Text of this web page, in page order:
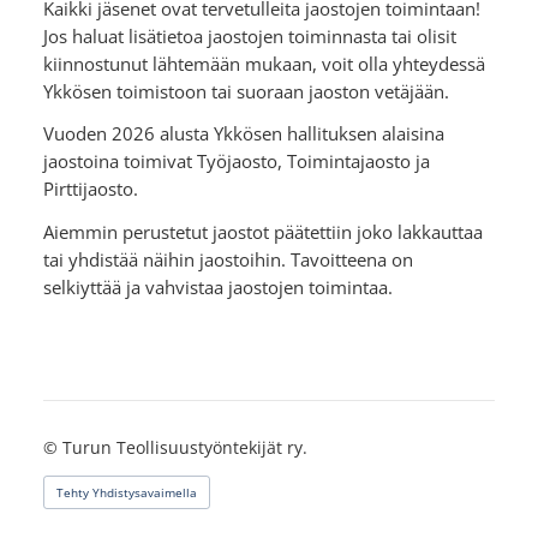
Kaikki jäsenet ovat tervetulleita jaostojen toimintaan!
Jos haluat lisätietoa jaostojen toiminnasta tai olisit
kiinnostunut lähtemään mukaan, voit olla yhteydessä
Ykkösen toimistoon tai suoraan jaoston vetäjään.
Vuoden 2026 alusta Ykkösen hallituksen alaisina
jaostoina toimivat Työjaosto, Toimintajaosto ja
Pirttijaosto.
Aiemmin perustetut jaostot päätettiin joko lakkauttaa
tai yhdistää näihin jaostoihin. Tavoitteena on
selkiyttää ja vahvistaa jaostojen toimintaa.
© Turun Teollisuustyöntekijät ry.
Tehty Yhdistysavaimella